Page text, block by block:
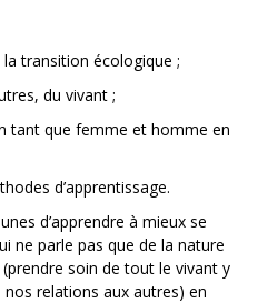
transition écologique ;
du vivant ;
tant que femme et homme en
d’apprentissage.
d’apprendre à mieux se
ne parle pas que de la nature
soin de tout le vivant y
relations aux autres) en